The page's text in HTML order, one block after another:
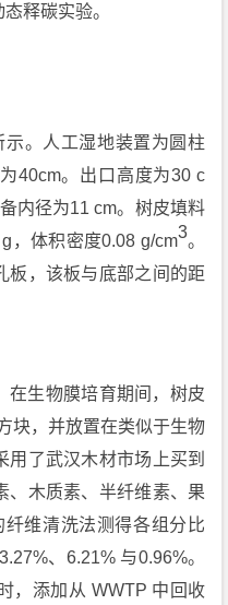
释碳实验。
。人工湿地装置为圆柱
40cm。出口高度为30 c
内径为11 cm。树皮填料
，体积密度0.08 g/cm3。
板，该板与底部之间的距
在生物膜培育期间，树皮
块，并放置在类似于生物
用了武汉木材市场上买到
、木质素、半纤维素、果
维清洗法测得各组分比
、6.21% 与0.96%。
，添加从 WWTP 中回收